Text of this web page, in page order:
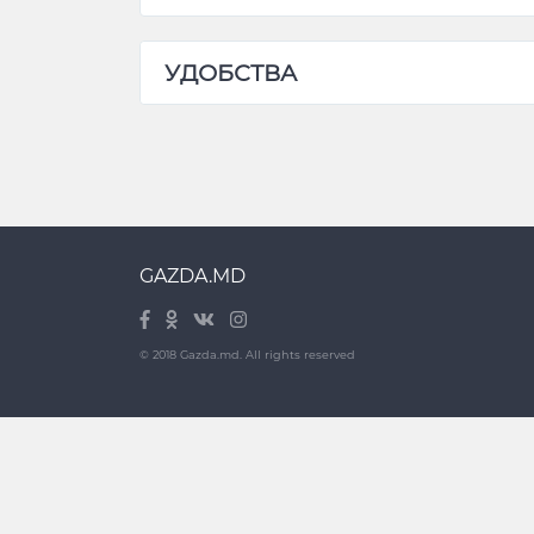
Все вопросы по телефону!
0693057
УДОБСТВА
GAZDA.MD
© 2018 Gazda.md. All rights reserved